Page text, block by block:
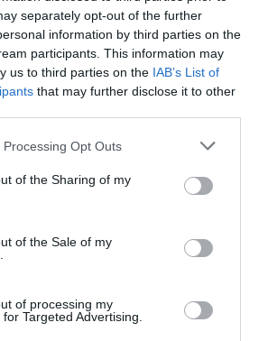
separately opt-out of the further
information by third parties on the
participants. This information may
us to third parties on the IAB’s List of
that may further disclose it to other
Opt Outs
of the Sharing of my
of the Sale of my
of processing my
Targeted Advertising.